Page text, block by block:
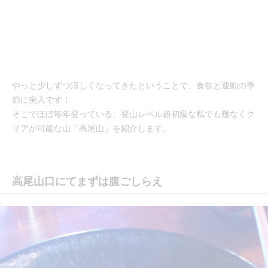
やっと少しずつ涼しくなってきたということで、食欲と運動の季
節に突入です！
そこでほぼ毎年登っている、登山レベル超初級な私でも難なくク
リアが可能な山「高尾山」を紹介します。
高尾山口にてまずは腹ごしらえ